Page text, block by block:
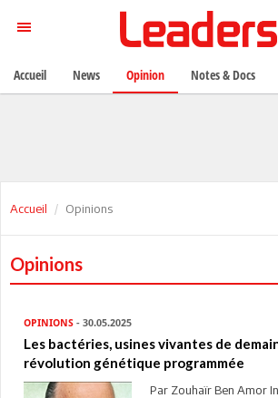
Accueil Opinions
Opinions
OPINIONS - 30.05.2025
Les bactéries, usines vivantes de
révolution génétique programmée
Par Zouhaïr Ben Amor
Accueil News Opinion Notes & Docs